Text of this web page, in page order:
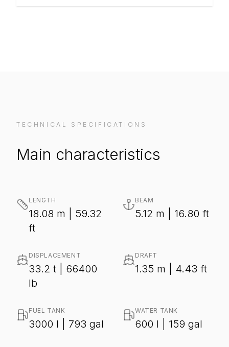
TECHNICAL SPECIFICATIONS
Main characteristics
LENGTH
18.08 m | 59.32
ft
BEAM
5.12 m | 16.80 ft
DISPLACEMENT
33.2 t | 66400
lb
DRAFT
1.35 m | 4.43 ft
FUEL TANK
3000 l | 793 gal
WATER TANK
600 l | 159 gal